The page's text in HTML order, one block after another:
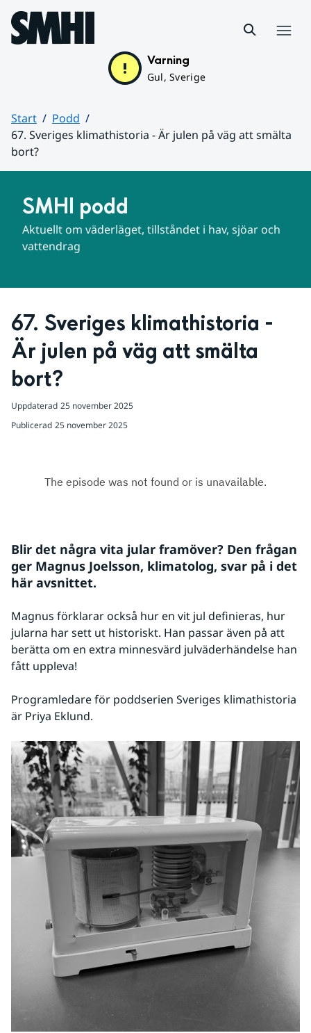
Hoppa till sidans innehåll
Varning
Gul, Sverige
Start
Podd
67. Sveriges klimathistoria - Är julen på väg att smälta
bort?
SMHI podd
Aktuellt om väderläget, tillståndet i hav, sjöar och
vattendrag
67. Sveriges klimathistoria -
Är julen på väg att smälta
bort?
Uppdaterad 25 november 2025
Publicerad 25 november 2025
Blir det några vita jular framöver? Den frågan
ger Magnus Joelsson, klimatolog, svar på i det
här avsnittet.
Magnus förklarar också hur en vit jul definieras, hur
jularna har sett ut historiskt. Han passar även på att
berätta om en extra minnesvärd julväderhändelse han
fått uppleva!
Programledare för poddserien Sveriges klimathistoria
är Priya Eklund.